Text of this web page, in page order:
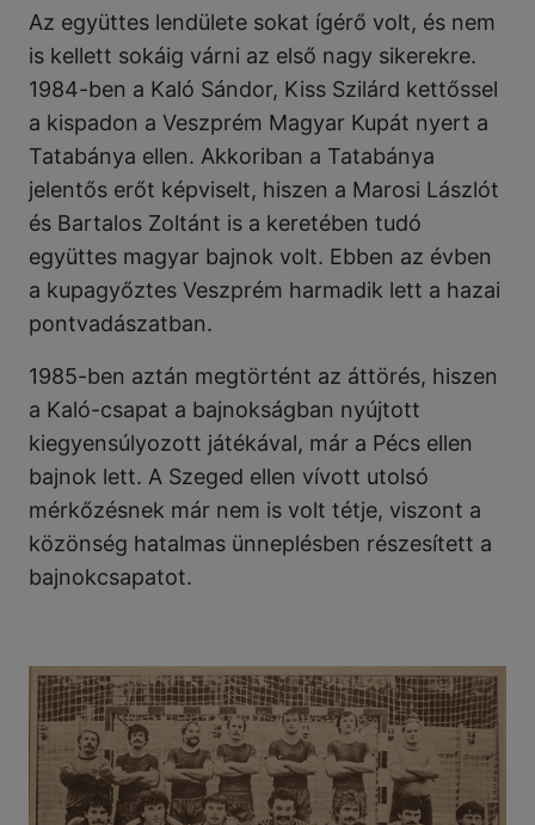
Az együttes lendülete sokat ígérő volt, és nem
is kellett sokáig várni az első nagy sikerekre.
1984-ben a Kaló Sándor, Kiss Szilárd kettőssel
a kispadon a Veszprém Magyar Kupát nyert a
Tatabánya ellen. Akkoriban a Tatabánya
jelentős erőt képviselt, hiszen a Marosi Lászlót
és Bartalos Zoltánt is a keretében tudó
együttes magyar bajnok volt. Ebben az évben
a kupagyőztes Veszprém harmadik lett a hazai
pontvadászatban.
1985-ben aztán megtörtént az áttörés, hiszen
a Kaló-csapat a bajnokságban nyújtott
kiegyensúlyozott játékával, már a Pécs ellen
bajnok lett. A Szeged ellen vívott utolsó
mérkőzésnek már nem is volt tétje, viszont a
közönség hatalmas ünneplésben részesített a
bajnokcsapatot.